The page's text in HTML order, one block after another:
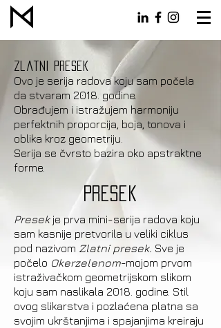
zlatni presek
Ovo je serija radova koju sam počela
da stvaram 2018. godine.
Obrađujem i istražujem harmoniju
perfektnih proporcija, boja, tonova i
oblika kroz geometriju.
Serija se čvrsto bazira oko apstraktne
forme.
Presek
Presekje prva mini-serija radova koju
sam kasnije pretvorila u veliki ciklus
pod nazivom Zlatni presek. Sve je
počelo Okerzelenom-mojom prvom
istraživačkom geometrijskom slikom
koju sam naslikala 2018. godine. Stil
ovog slikarstva i pozlaćena platna sa
svojim ukrštanjima i spajanjima kreiraju